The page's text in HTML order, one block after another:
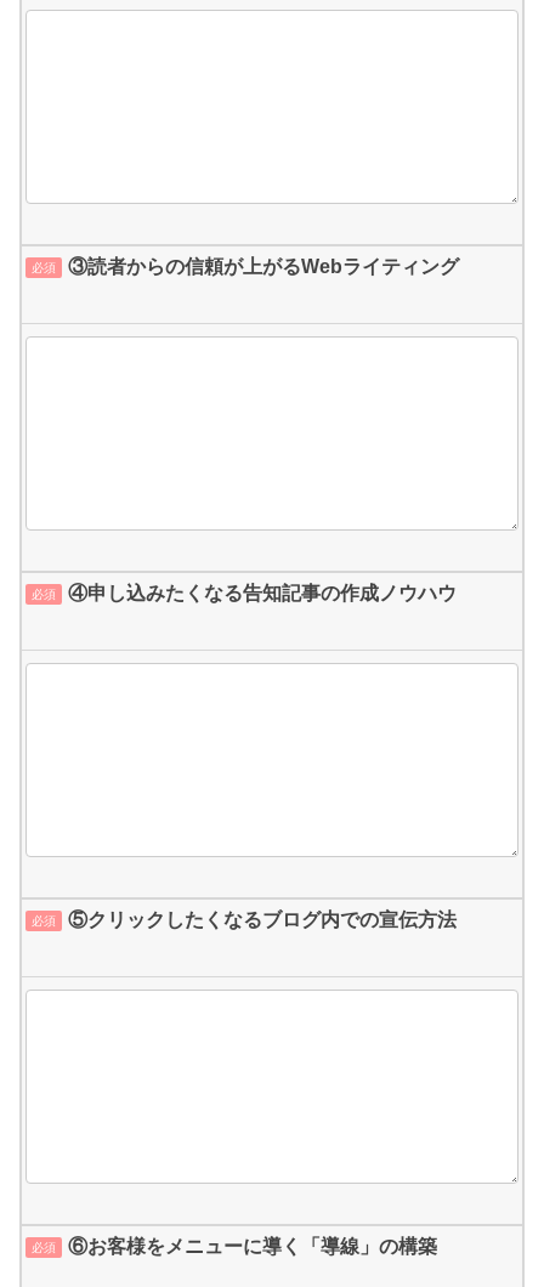
必須 ③読者からの信頼が上がるWebライティング
必須 ④申し込みたくなる告知記事の作成ノウハウ
必須 ⑤クリックしたくなるブログ内での宣伝方法
必須 ⑥お客様をメニューに導く「導線」の構築